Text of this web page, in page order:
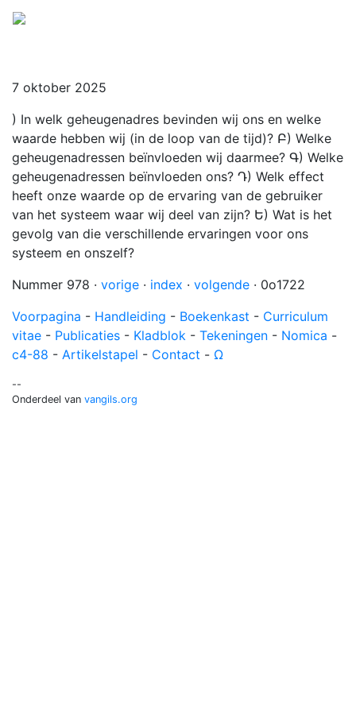
7 oktober 2025
) In welk geheugenadres bevinden wij ons en welke
waarde hebben wij (in de loop van de tijd)? Բ) Welke
geheugenadressen beïnvloeden wij daarmee? Գ) Welke
geheugenadressen beïnvloeden ons? Դ) Welk effect
heeft onze waarde op de ervaring van de gebruiker
van het systeem waar wij deel van zijn? Ե) Wat is het
gevolg van die verschillende ervaringen voor ons
systeem en onszelf?
Nummer 978 · vorige · index · volgende · 0o1722
Voorpagina - Handleiding - Boekenkast - Curriculum
vitae - Publicaties - Kladblok - Tekeningen - Nomica -
c4-88 - Artikelstapel - Contact - Ω
--
Onderdeel van vangils.org